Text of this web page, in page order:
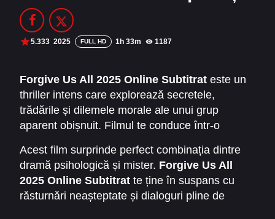
Filme Online 2014
Filme Online 2012 Filme Online 2011
DMCA
SERIALE ONLINE
TERMENI ȘI CONDIȚII
CONTACT
5.333 2025 FULL HD 1h 33m 1187
Forgive Us All 2025 Online Subtitrat este un
thriller intens care explorează secretele,
trădările și dilemele morale ale unui grup
aparent obișnuit. Filmul te conduce într-o
fiecare personaj are ceva de ascuns.Iartă-ne
pe toți este titlul care reflectă atât tensiunea
interioară a personajelor, cât și provocările pe
care le întâmpină pe parcursul acțiunii.
Acest film surprinde perfect combinația dintre
dramă psihologică și mister. Forgive Us All
2025 Online Subtitrat te ține în suspans cu
răsturnări neașteptate și dialoguri pline de